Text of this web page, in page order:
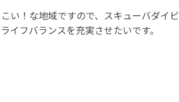
い！な地域ですので、スキューバダイビ
フバランスを充実させたいです。